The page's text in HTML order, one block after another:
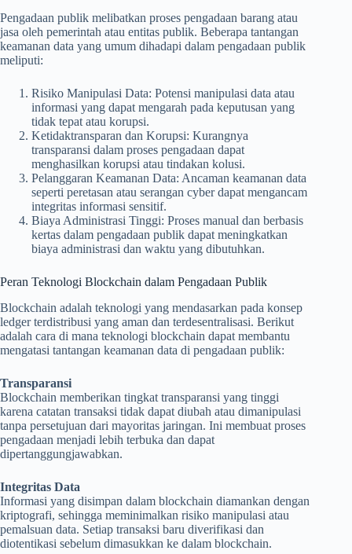
Pengadaan publik melibatkan proses pengadaan barang atau
jasa oleh pemerintah atau entitas publik. Beberapa tantangan
keamanan data yang umum dihadapi dalam pengadaan publik
meliputi:
Risiko Manipulasi Data: Potensi manipulasi data atau
informasi yang dapat mengarah pada keputusan yang
tidak tepat atau korupsi.
Ketidaktransparan dan Korupsi: Kurangnya
transparansi dalam proses pengadaan dapat
menghasilkan korupsi atau tindakan kolusi.
Pelanggaran Keamanan Data: Ancaman keamanan data
seperti peretasan atau serangan cyber dapat mengancam
integritas informasi sensitif.
Biaya Administrasi Tinggi: Proses manual dan berbasis
kertas dalam pengadaan publik dapat meningkatkan
biaya administrasi dan waktu yang dibutuhkan.
Peran Teknologi Blockchain dalam Pengadaan Publik
Blockchain adalah teknologi yang mendasarkan pada konsep
ledger terdistribusi yang aman dan terdesentralisasi. Berikut
adalah cara di mana teknologi blockchain dapat membantu
mengatasi tantangan keamanan data di pengadaan publik:
Transparansi
Blockchain memberikan tingkat transparansi yang tinggi
karena catatan transaksi tidak dapat diubah atau dimanipulasi
tanpa persetujuan dari mayoritas jaringan. Ini membuat proses
pengadaan menjadi lebih terbuka dan dapat
dipertanggungjawabkan.
Integritas Data
Informasi yang disimpan dalam blockchain diamankan dengan
kriptografi, sehingga meminimalkan risiko manipulasi atau
pemalsuan data. Setiap transaksi baru diverifikasi dan
diotentikasi sebelum dimasukkan ke dalam blockchain.